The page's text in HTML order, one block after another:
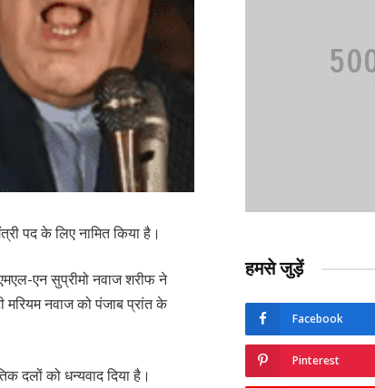
पद के लिए नामित किया है।
एन सुप्रीमो नवाज शरीफ ने
मरियम नवाज को पंजाब प्रांत के
दलों को धन्यवाद दिया है।
हमसे जुड़ें
Facebook
Pinterest